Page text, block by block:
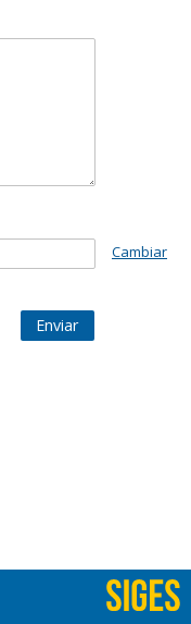
Cambiar
Enviar